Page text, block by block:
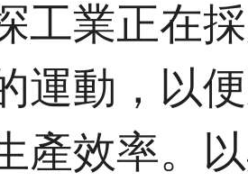
工業正在
運動，以
產效率。